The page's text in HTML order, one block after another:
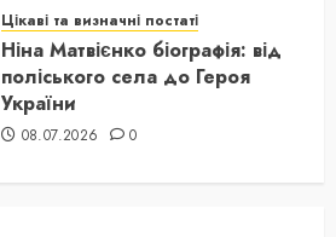
Цікаві та визначні постаті
Ніна Матвієнко біографія: від
поліського села до Героя
України
08.07.2026 0